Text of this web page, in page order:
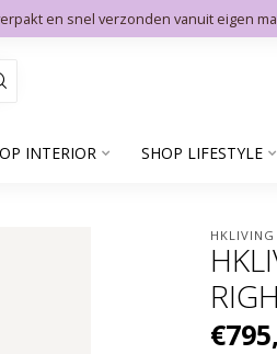
en snel verzonden vanuit eigen
INTERIOR SHOP LIFESTYLE
HKLIVING